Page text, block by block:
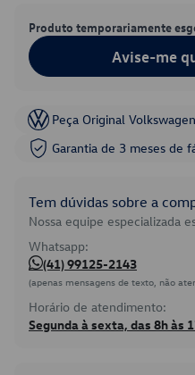
Produto temporariamente
Avise-me
Peça Original Volkswagen
Garantia de 3 meses de
Tem dúvidas sobre a
Nossa equipe especializada
Whatsapp:
(41) 99125-2143
(apenas mensagens de texto, não
Horário de atendimento:
Segunda à sexta, das 8h às